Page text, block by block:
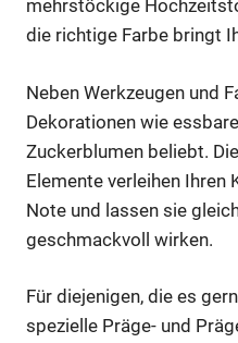
mehrstöckige
die richtige Farbe bringt
Neben Werkzeugen und
Dekorationen wie
Zuckerblumen beliebt.
Elemente verleihen Ihren
Note und lassen sie
geschmackvoll wirken.
Für diejenigen, die es
spezielle Präge- und